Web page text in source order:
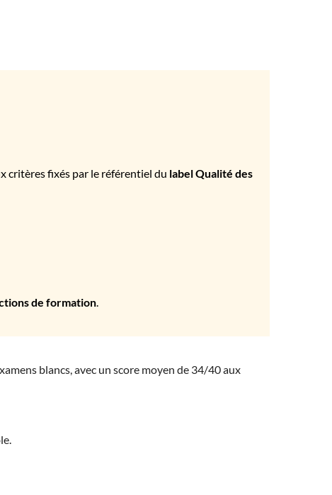
critères fixés par le référentiel du label Qualité des
de formation.
blancs, avec un score moyen de 34/40 aux